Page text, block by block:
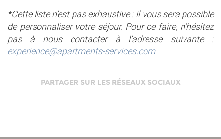
*Cette liste n’est pas exhaustive : il vous sera possible
de personnaliser votre séjour. Pour ce faire, n’hésitez
pas à nous contacter à l’adresse suivante :
experience@apartments-services.com
PARTAGER SUR LES RÉSEAUX SOCIAUX